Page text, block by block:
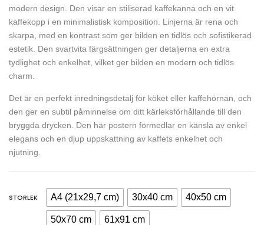
modern design. Den visar en stiliserad kaffekanna och en vit
kaffekopp i en minimalistisk komposition. Linjerna är rena och
skarpa, med en kontrast som ger bilden en tidlös och sofistikerad
estetik. Den svartvita färgsättningen ger detaljerna en extra
tydlighet och enkelhet, vilket ger bilden en modern och tidlös
charm.
Det är en perfekt inredningsdetalj för köket eller kaffehörnan, och
den ger en subtil påminnelse om ditt kärleksförhållande till den
bryggda drycken. Den här postern förmedlar en känsla av enkel
elegans och en djup uppskattning av kaffets enkelhet och
njutning.
STORLEK A4 (21x29,7 cm) 30x40 cm 40x50 cm
50x70 cm 61x91 cm